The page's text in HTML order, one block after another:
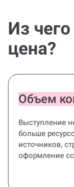
Из
цена?
Объем
Выступление
больше
источников,
оформление